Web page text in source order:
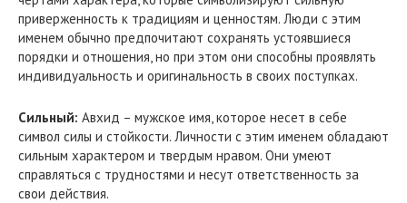
приверженность к традициям и ценностям. Люди с этим
именем обычно предпочитают сохранять устоявшиеся
порядки и отношения, но при этом они способны проявлять
индивидуальность и оригинальность в своих поступках.
Сильный: Авхид – мужское имя, которое несет в себе
символ силы и стойкости. Личности с этим именем обладают
сильным характером и твердым нравом. Они умеют
справляться с трудностями и несут ответственность за
свои действия.